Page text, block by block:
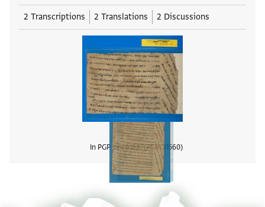
2 Transcriptions 2 Translations 2 Discussions
In PGP since1987 PGPID1560